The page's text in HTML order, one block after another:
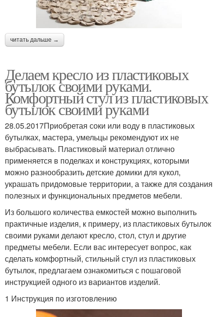
Пингвин из
Цветник из
пластиковых бутылок
Попугай из
пластиковых бутылок
Попугай из
пластиковых ложек
Сова из пластиковых
бутылок
Филин из пластиковых
бутылок
Аист из пластиковых
бутылок
Аисты из пластиковых
бутылок
Кеша из пластиковых
Самодельные пуфики
читать дальше →
Делаем кресло из пластиковых
бутылок своими руками.
Комфортный стул из пластиковых
бутылок своими руками
28.05.2017Приобретая соки или воду в пластиковых
бутылках, мастера, умельцы рекомендуют их не
выбрасывать. Пластиковый материал отлично
применяется в поделках и конструкциях, которыми
можно разнообразить детские домики для кукол,
украшать придомовые территории, а также для создания
полезных и функциональных предметов мебели.
Из большого количества емкостей можно выполнить
практичные изделия, к примеру, из пластиковых бутылок
своими руками делают кресло, стол, стул и другие
предметы мебели. Если вас интересует вопрос, как
сделать комфортный, стильный стул из пластиковых
бутылок, предлагаем ознакомиться с пошаговой
инструкцией одного из вариантов изделий.
1 Инструкция по изготовлению